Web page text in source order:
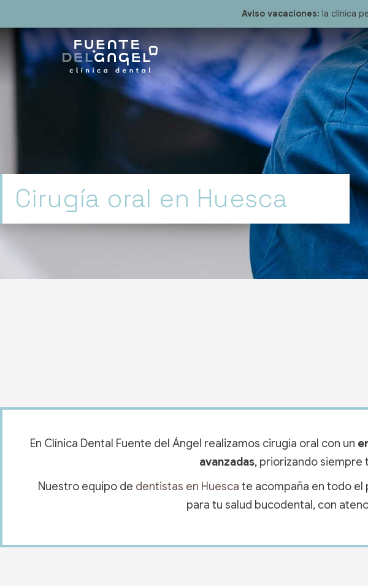
Aviso vacaciones: la clínica
Cirugía oral en Huesca
En Clínica Dental Fuente del Ángel realizamos cirugía oral con un
avanzadas, priorizando siempre
Nuestro equipo de dentistas en Huesca te acompaña en todo
para tu salud bucodental, con